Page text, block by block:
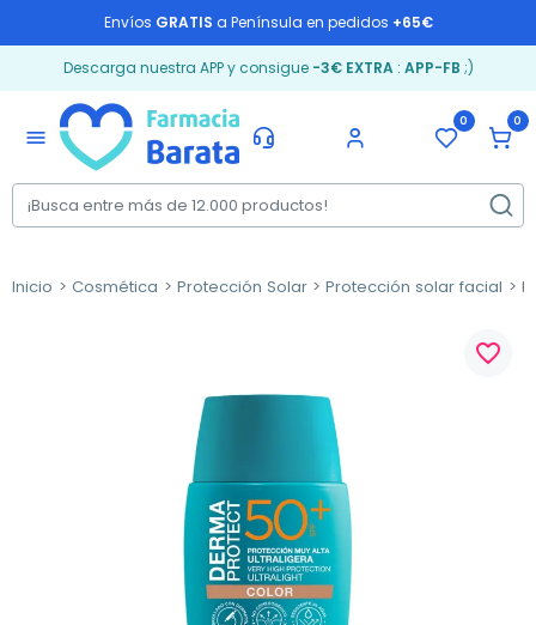
Envíos GRATIS a Península en pedidos +65€
Descarga nuestra APP y consigue -3€ EXTRA: APP-FB ;)
menu
0 0
Inicio Cosmética Protección Solar Protección solar facial
favorite_border